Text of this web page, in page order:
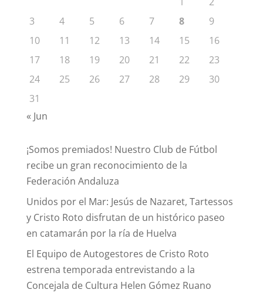
3
4 5 6 7 8
9
10
11 12 13 14 15
16
17
18 19 20 21 22
23
24
25 26 27 28 29
30
31
« Jun
¡Somos premiados! Nuestro Club de Fútbol
recibe un gran reconocimiento de la
Federación Andaluza
Unidos por el Mar: Jesús de Nazaret, Tartessos
y Cristo Roto disfrutan de un histórico paseo
en catamarán por la ría de Huelva
El Equipo de Autogestores de Cristo Roto
estrena temporada entrevistando a la
Concejala de Cultura Helen Gómez Ruano